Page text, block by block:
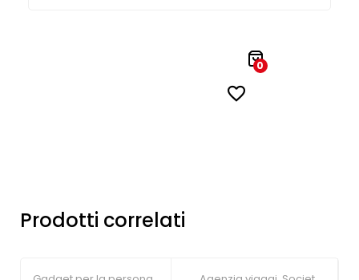
0
Prodotti correlati